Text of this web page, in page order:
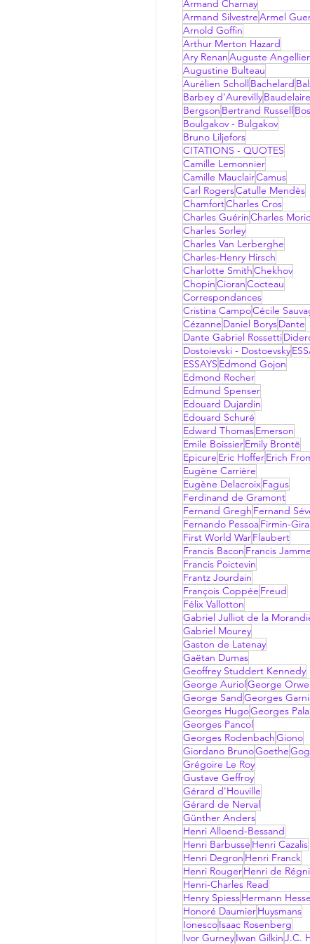
Armand Charnay
Armand SilvestreArmel
Arnold Goffin
Arthur Merton Hazard
Ary RenanAuguste Angellier
Augustine Bulteau
Aurélien Scholl Bachelard
Barbey d'AurevillyBaudelaire
Bergson Bertrand Russell
Boulgakov - Bulgakov
Bruno Liljefors
CITATIONS - QUOTES
Camille Lemonnier
Camille MauclairCamus
Carl RogersCatulle Mendès
ChamfortCharles Cros
Charles GuérinCharles
Charles Sorley
Charles Van Lerberghe
Charles-Henry Hirsch
Charlotte SmithChekhov
ChopinCioranCocteau
Correspondances
Cristina CampoCécile
Cézanne Daniel BorysDante
Dante Gabriel Rossetti
Dostoievski - Dostoevsky
ESSAYS Edmond Gojon
Edmond Rocher
Edmund Spenser
Edouard Dujardin
Edouard Schuré
Edward ThomasEmerson
Emile BoissierEmily Brontë
Epicure Eric HofferErich
Eugène Carrière
Eugène DelacroixFagus
Ferdinand de Gramont
Fernand Gregh Fernand
Fernando PessoaFirmin-
First World WarFlaubert
Francis Bacon Francis
Francis Poictevin
Frantz Jourdain
François Coppée Freud
Félix Vallotton
Gabriel Julliot de la
Gabriel Mourey
Gaston de Latenay
Gaëtan Dumas
Geoffrey Studdert Kennedy
George Auriol George
George Sand Georges
Georges HugoGeorges
Georges Pancol
Georges RodenbachGiono
Giordano BrunoGoethe
Grégoire Le Roy
Gustave Geffroy
Gérard d'Houville
Gérard de Nerval
Günther Anders
Henri Alloend-Bessand
Henri Barbusse Henri Cazalis
Henri Degron Henri Franck
Henri RougerHenri de
Henri-Charles Read
Henry SpiessHermann
Honoré DaumierHuysmans
IonescoIsaac Rosenberg
Ivor GurneyIwan GilkinJ.C.